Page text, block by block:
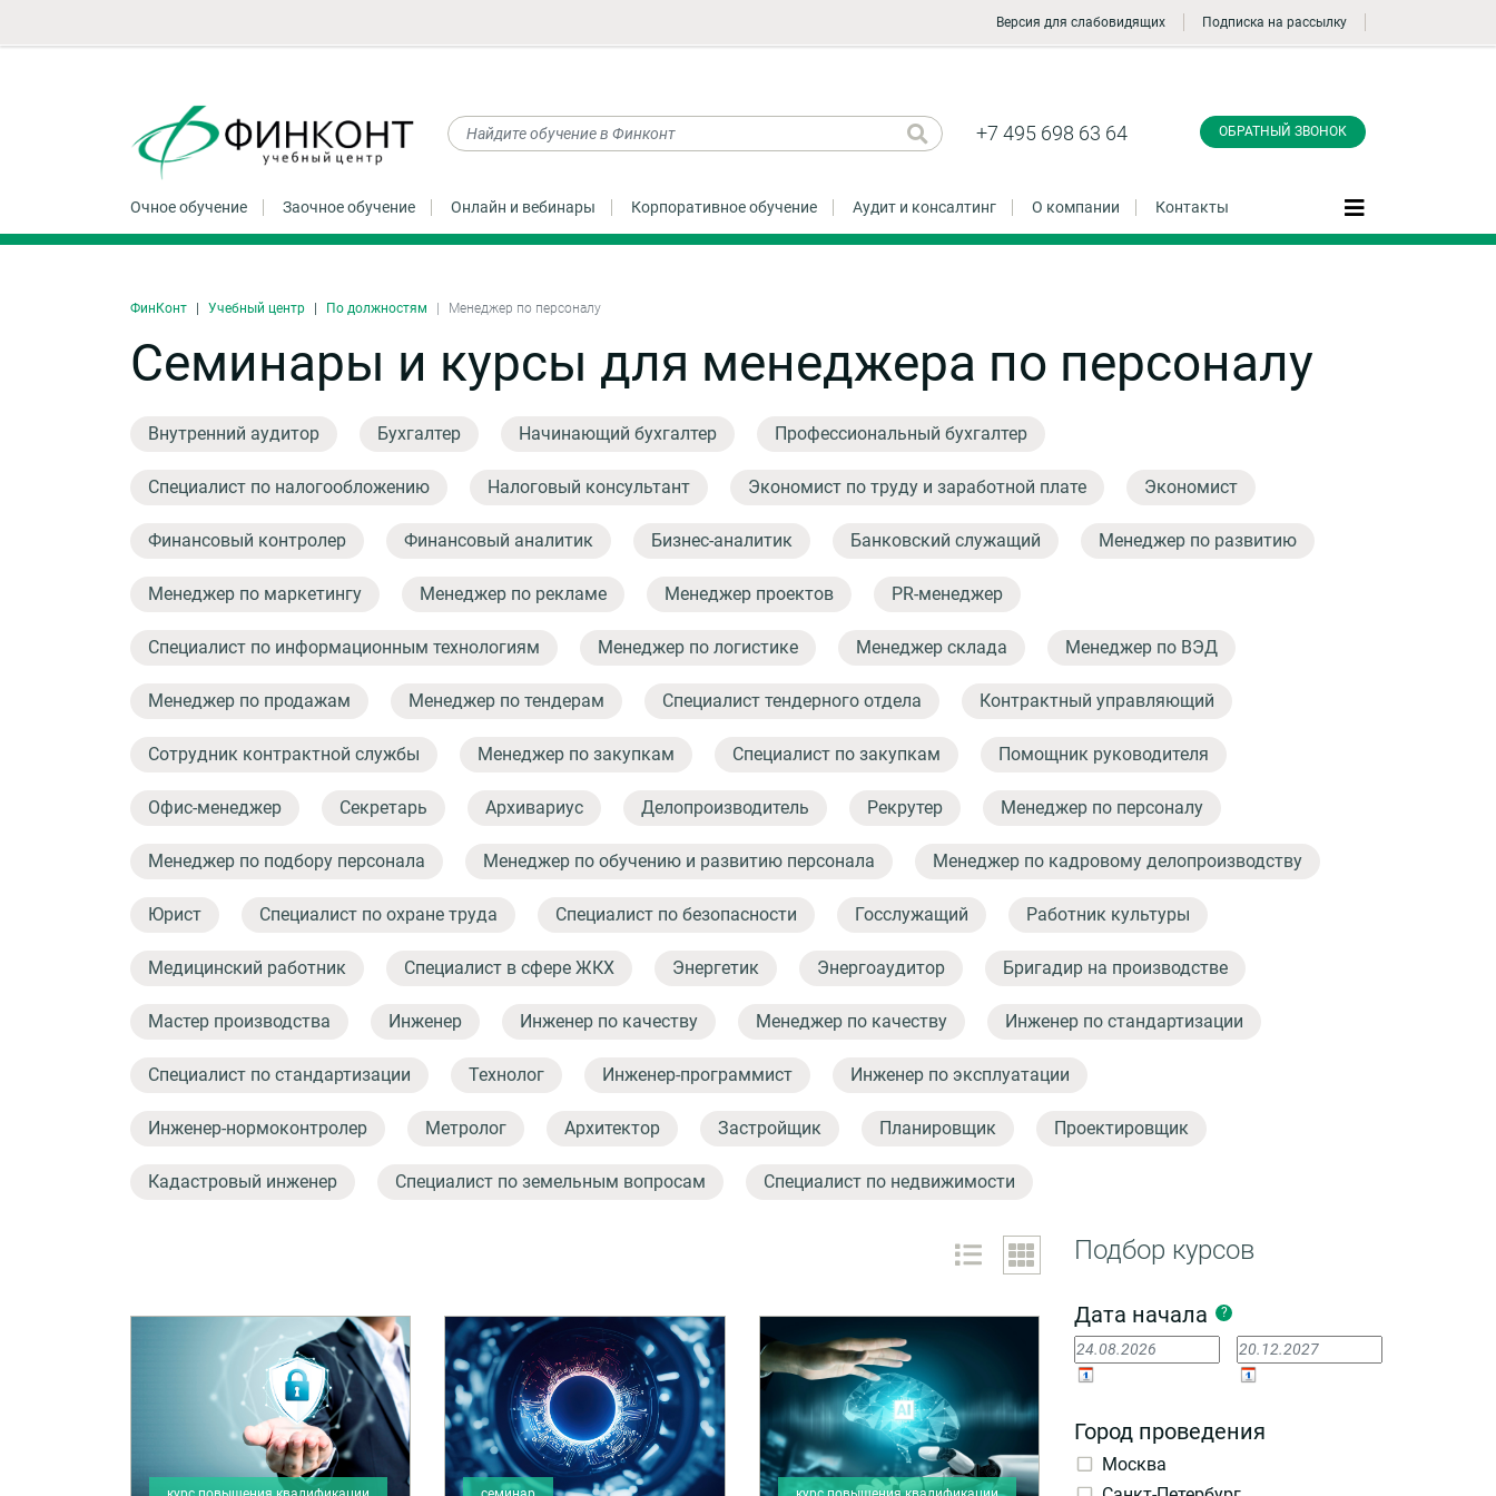
Версия для слабовидящих Подписка на рассылку
+7 495 698 63 64 ОБРАТНЫЙ ЗВОНОК
Очное обучение Заочное обучение Онлайн и вебинары Корпоративное обучение Аудит и консалтинг О компании Контакты
ФинКонт Учебный центр По должностям Менеджер по персоналу
Семинары и курсы для менеджера по персоналу
Внутренний аудитор Бухгалтер Начинающий бухгалтер Профессиональный бухгалтер
Специалист по налогообложению Налоговый консультант Экономист по труду и заработной плате Экономист
Финансовый контролер Финансовый аналитик Бизнес-аналитик Банковский служащий Менеджер по развитию
Менеджер по маркетингу Менеджер по рекламе Менеджер проектов PR-менеджер
Специалист по информационным технологиям Менеджер по логистике Менеджер склада Менеджер по ВЭД
Менеджер по продажам Менеджер по тендерам Специалист тендерного отдела Контрактный управляющий
Сотрудник контрактной службы Менеджер по закупкам Специалист по закупкам Помощник руководителя
Офис-менеджер Секретарь Архивариус Делопроизводитель Рекрутер Менеджер по персоналу
Менеджер по подбору персонала Менеджер по обучению и развитию персонала Менеджер по кадровому делопроизводству
Юрист Специалист по охране труда Специалист по безопасности Госслужащий Работник культуры
Медицинский работник Специалист в сфере ЖКХ Энергетик Энергоаудитор Бригадир на производстве
Мастер производства Инженер Инженер по качеству Менеджер по качеству Инженер по стандартизации
Специалист по стандартизации Технолог Инженер-программист Инженер по эксплуатации
Инженер-нормоконтролер Метролог Архитектор Застройщик Планировщик Проектировщик
Кадастровый инженер Специалист по земельным вопросам Специалист по недвижимости
Подбор курсов
Дата начала ?
Город проведения
Москва
звонок
конфиденциальности